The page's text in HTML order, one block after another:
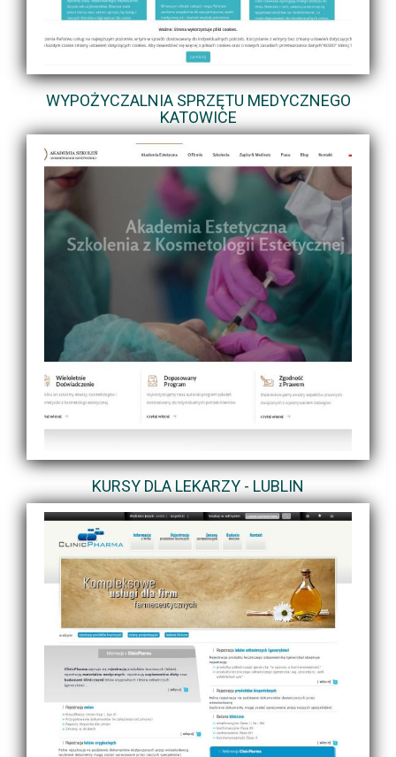
WYPOŻYCZALNIA SPRZĘTU MEDYCZNEGO
KATOWICE
KURSY DLA LEKARZY - LUBLIN